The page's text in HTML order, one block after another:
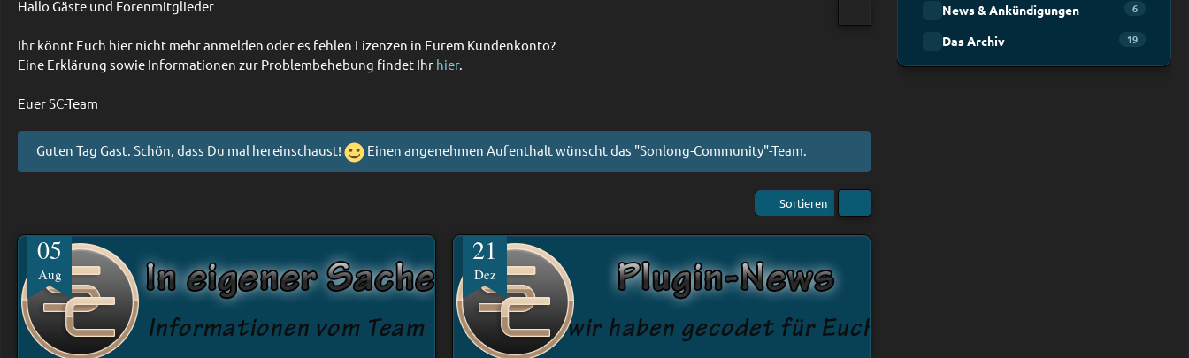
Hallo Gäste und Forenmitglieder
Ihr könnt Euch hier nicht mehr anmelden oder es fehlen Lizenzen in Eurem Kundenkonto?
Eine Erklärung sowie Informationen zur Problembehebung findet Ihr hier.
Euer SC-Team
Guten Tag Gast. Schön, dass Du mal hereinschaust! Einen angenehmen Aufenthalt wünscht das "Sonlong-Community"-Team.
Sortieren
05
Aug
21
Dez
News & Ankündigungen 6
Das Archiv 19